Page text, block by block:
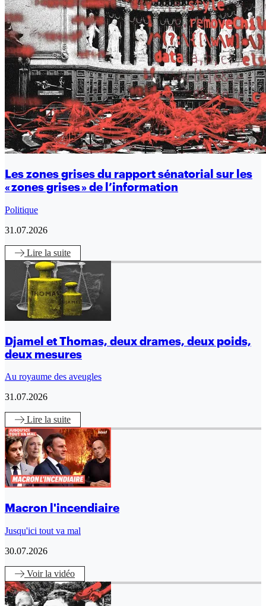
Les zones grises du rapport sénatorial sur les
« zones grises » de l’information
Politique
31.07.2026
Lire la suite
Djamel et Thomas, deux drames, deux poids,
deux mesures
Au royaume des aveugles
31.07.2026
Lire la suite
Macron l'incendiaire
Jusqu'ici tout va mal
30.07.2026
Voirla vidéo